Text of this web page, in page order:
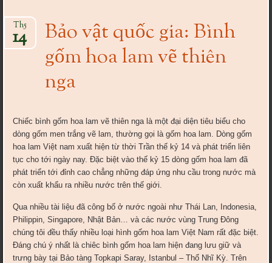
Bảo vật quốc gia: Bình
gốm hoa lam vẽ thiên
nga
Th5
14
Chiếc bình gốm hoa lam vẽ thiên nga là một đại diện tiêu biểu cho
dòng gốm men trắng vẽ lam, thường gọi là gốm hoa lam. Dòng gốm
hoa lam Việt nam xuất hiện từ thời Trần thế kỷ 14 và phát triển liên
tục cho tới ngày nay. Đặc biệt vào thế kỷ 15 dòng gốm hoa lam đã
phát triển tới đỉnh cao chẳng những đáp ứng nhu cầu trong nước mà
còn xuất khẩu ra nhiều nước trên thế giới.
Qua nhiều tài liệu đã công bố ở nước ngoài như Thái Lan, Indonesia,
Philippin, Singapore, Nhật Bản… và các nước vùng Trung Đông
chúng tôi đều thấy nhiều loại hình gốm hoa lam Việt Nam rất đặc biệt.
Đáng chú ý nhất là chiêc bình gốm hoa lam hiện đang lưu giữ và
trưng bày tại Bảo tàng Topkapi Saray, Istanbul – Thổ Nhĩ Kỳ. Trên